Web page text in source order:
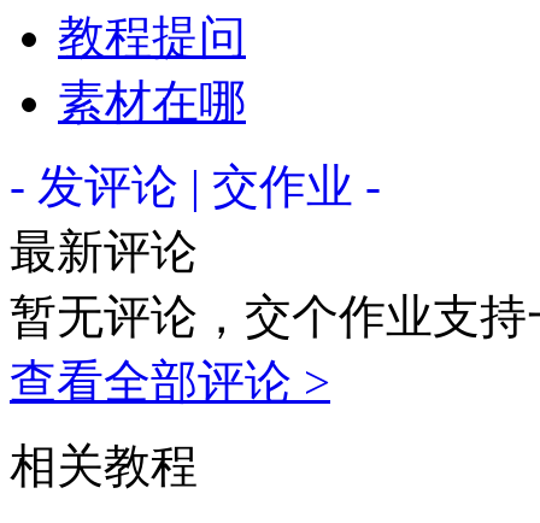
教程提问
素材在哪
- 发评论 | 交作业 -
最新评论
暂无评论，交个作业支持
查看全部评论 >
相关教程